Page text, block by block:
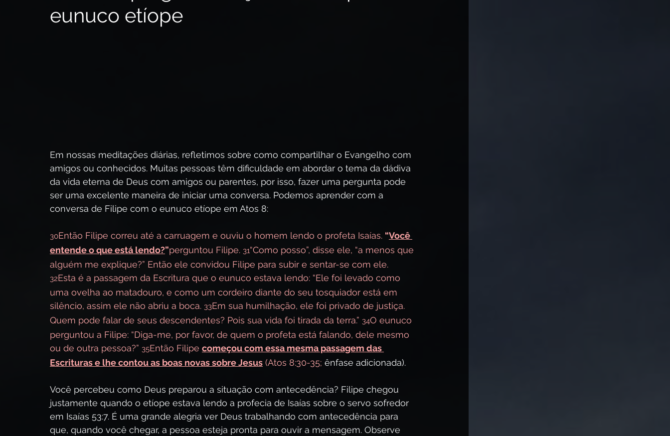
eunuco etíope
Em nossas meditações diárias, refletimos sobre como compartilhar o Evangelho com
amigos ou conhecidos. Muitas pessoas têm dificuldade em abordar o tema da dádiva
da vida eterna de Deus com amigos ou parentes, por isso, fazer uma pergunta pode
ser uma excelente maneira de iniciar uma conversa. Podemos aprender com a
conversa de Filipe com o eunuco etíope em Atos 8:
30Então Filipe correu até a carruagem e ouviu o homem lendo o profeta Isaías. “Você
entende o que está lendo?”perguntou Filipe. 31“Como posso”, disse ele, “a menos que
alguém me explique?” Então ele convidou Filipe para subir e sentar-se com ele.
32Esta é a passagem da Escritura que o eunuco estava lendo: “Ele foi levado como
uma ovelha ao matadouro, e como um cordeiro diante do seu tosquiador está em
silêncio, assim ele não abriu a boca. 33Em sua humilhação, ele foi privado de justiça.
Quem pode falar de seus descendentes? Pois sua vida foi tirada da terra.” 34O eunuco
perguntou a Filipe: “Diga-me, por favor, de quem o profeta está falando, dele mesmo
ou de outra pessoa?” 35Então Filipe começou com essa mesma passagem das
Escrituras e lhe contou as boas novas sobre Jesus (Atos 8:30-35; ênfase adicionada).
Você percebeu como Deus preparou a situação com antecedência? Filipe chegou
justamente quando o etíope estava lendo a profecia de Isaías sobre o servo sofredor
em Isaías 53:7. É uma grande alegria ver Deus trabalhando com antecedência para
que, quando você chegar, a pessoa esteja pronta para ouvir a mensagem. Observe